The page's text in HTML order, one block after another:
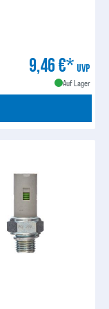
9,46 €* UVP
Auf Lager